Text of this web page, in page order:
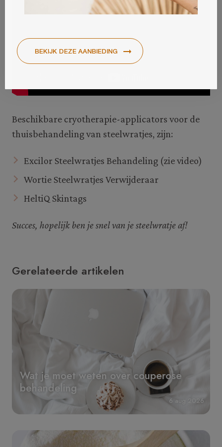
Beschikbare cryotherapie-applicators voor de
thuisbehandeling van steelwratjes, zijn:
Excilor Steelwratjes Behandeling (zie video)
Wortie Steelwratjes Verwijderaar
HeltiQ Skintags
Succes, hopelijk ben je snel van je steelwratje af!
Gerelateerde artikelen
Wat je moet weten over couperose
behandeling
6 aug 2026